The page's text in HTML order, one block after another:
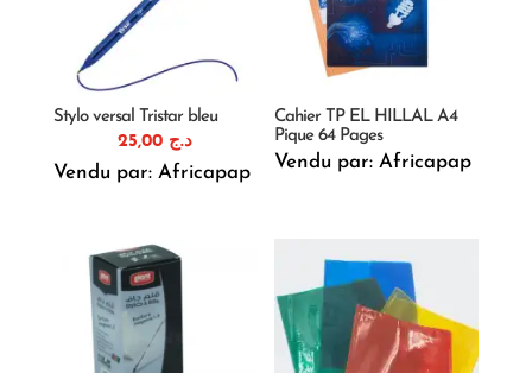
Stylo versal Tristar bleu
د.ج
Vendu par: Africapap
Cahier TP EL HILLAL A4
Pique 64 Pages
Vendu par: Africapap